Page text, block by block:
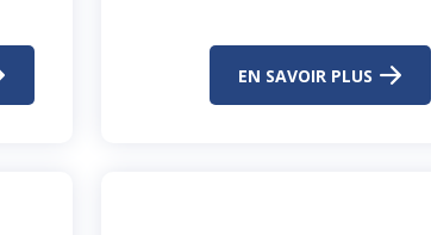
EN SAVOIR PLUS